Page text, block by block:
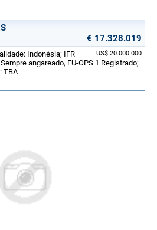
€ 17.328.019
US$ 20.000.000
Indonésia; IFR
angareado, EU-OPS 1 Registrado;
TBA